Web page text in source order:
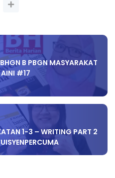
B PBGN MASYARAKAT
AINI #17
1-3 – WRITING PART 2